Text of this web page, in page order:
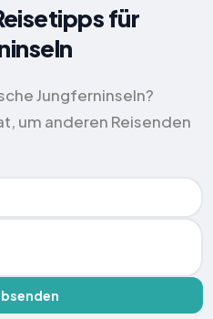
für
Jungferninseln?
um anderen Reisenden